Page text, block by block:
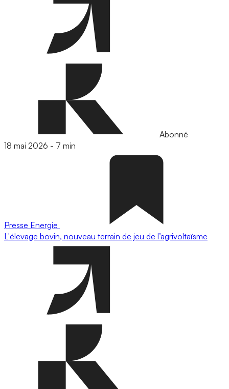
Abonné
18 mai 2026 - 7 min
Presse Energie
L'élevage bovin, nouveau terrain de jeu de l’agrivoltaïsme